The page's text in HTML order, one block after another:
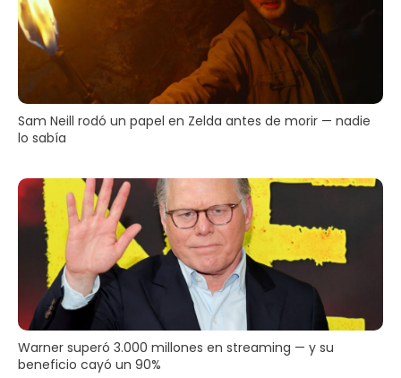
Sam Neill rodó un papel en Zelda antes de morir — nadie
lo sabía
Warner superó 3.000 millones en streaming — y su
beneficio cayó un 90%